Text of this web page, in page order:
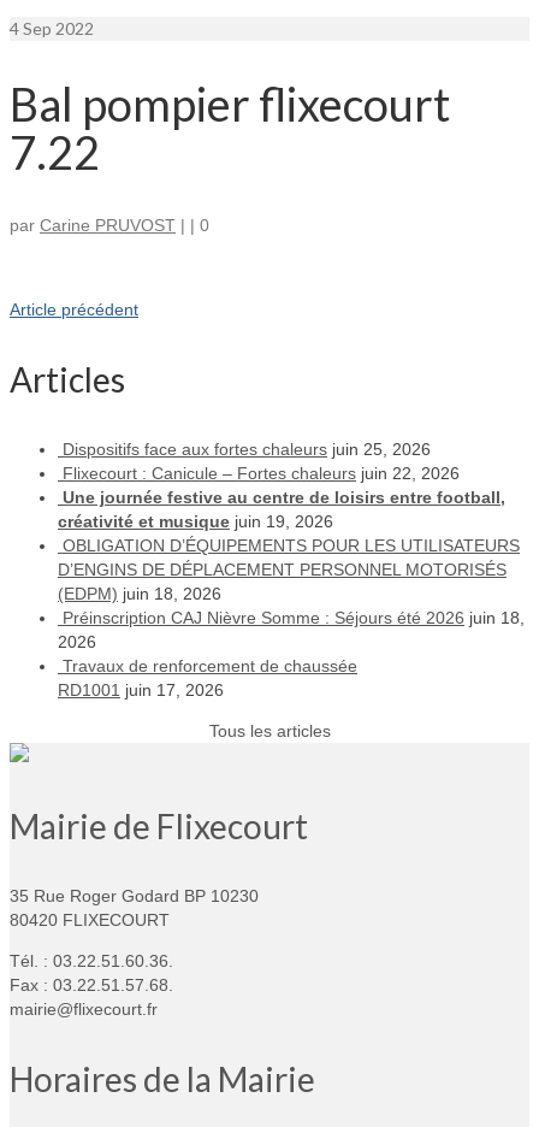
4Sep 2022
Bal pompier flixecourt
7.22
par Carine PRUVOST | | 0
Article précédent
Articles
Dispositifs face aux fortes chaleurs juin 25, 2026
Flixecourt : Canicule – Fortes chaleurs juin 22, 2026
Une journée festive au centre de loisirs entre football,
créativité et musique juin 19, 2026
OBLIGATION D’ÉQUIPEMENTS POUR LES UTILISATEURS
D’ENGINS DE DÉPLACEMENT PERSONNEL MOTORISÉS
(EDPM) juin 18, 2026
Préinscription CAJ Nièvre Somme : Séjours été 2026 juin 18,
2026
Travaux de renforcement de chaussée
RD1001 juin 17, 2026
Tous les articles
Mairie de Flixecourt
35 Rue Roger Godard BP 10230
80420 FLIXECOURT
Tél. : 03.22.51.60.36.
Fax : 03.22.51.57.68.
mairie@flixecourt.fr
Horaires de la Mairie